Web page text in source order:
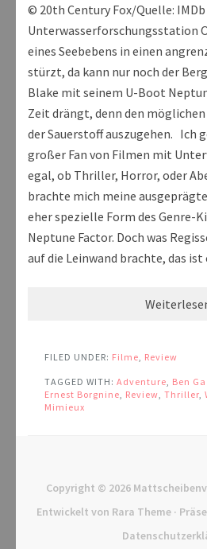
© 20th Century Fox/Quelle:
Unterwasserforschungsstation
eines Seebebens in einen
stürzt, da kann nur noch der
Blake mit seinem U-Boot
Zeit drängt, denn den
der Sauerstoff auszugehen. Ich
großer Fan von Filmen mit
egal, ob Thriller, Horror, oder
brachte mich meine
eher spezielle Form des Genre-
Neptune Factor. Doch was
auf die Leinwand brachte, das
FILED UNDER: Filme Review
TAGGED WITH: Adventure Ben
Ernest Borgnine Review Thriller
Mimieux
Copyright © 2026
Entwickelt von Rara Theme·